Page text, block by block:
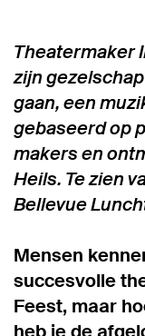
Theatermaker
zijn
gaan, een
gebaseerd op
makers en
Heils. Te zien
Bellevue
Mensen
succesvolle
Feest, maar